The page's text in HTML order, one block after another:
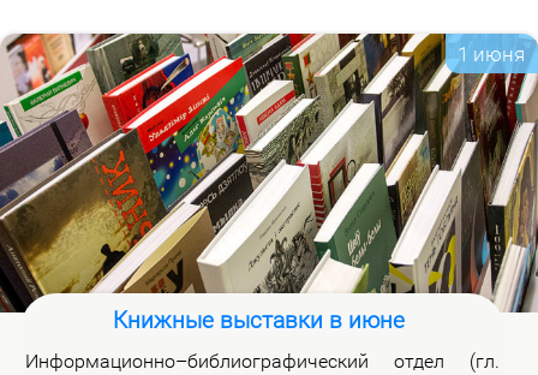
на­лов на вклад­ке «Уров­ни» раз­ме­ще­ны при­ме­ча­ния,
по­яс­ня­ю­щие при­чи­ны вклю­че­ния жур­на­лов и из­ме­
не­ния уров­ней.
1 июня
Книжные выставки в июне
Ин­фор­ма­ци­он­но–биб­лио­гра­фи­че­ский от­дел (гл.